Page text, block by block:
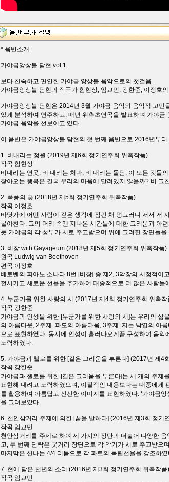
* 음반소개 :
가야금앙상블 담현 vol.1
보다 친숙하고 편안한 가야금 앙상블 음악으로의 첫걸음...
가야금앙상블 담현과 작곡가 함현상, 임교민, 강한준, 이정호의
가야금앙상블 담현은 2014년 3월 가야금 음악의 음악적 고민
있게 분석하여 연주하고, 매년 위촉초연곡을 발표하며 가야
가야금 음악을 선보이고 있다.
이 음반은 가야금앙상블 담현의 첫 번째 음반으로 2016년부
1. 비내리는 정원 (2019년 제6회 정기연주회 위촉작품)
작곡 함현상
비내리는 연못, 비 내리는 처마, 비 내리는 돌담, 이 모든 것들
찾아오는 행복은 결국 우리의 마음에 달려있지 않을까? 비 그
2. 폭풍의 곶 (2018년 제5회 정기연주회 위촉작품)
작곡 이정호
바닷가에 어떤 사람이 깊은 생각에 잠긴 채 덩그러니 서서 저
몰아친다. 그의 머리 속엔 지나온 시간들에 대한 그리움과 아
듯 가야금의 각 성부가 서로 주고받으며 위에 그려진 장면들
3. 비창 with Gayageum (2018년 제5회 정기연주회 위촉작품)
원곡 Ludwig van Beethoven
편곡 이정호
베토벤의 피아노 소나타 8번 [비창] 중 제2, 3악장의 서정적이
전시키고 새로운 선율을 추가하여 대중적으로 더 많은 사람들
4. 누군가를 위한 사랑의 시 (2017년 제4회 정기연주회 위촉작
작곡 강한준
가야금과 인성을 위한 [누군가를 위한 사랑의 시]는 우리의
의 아름다운, 2주제: 파도의 아름다움, 3주제: 지는 낙엽의 아
으로 표현하였다. 동시에 인성이 흘러나오게끔 구성하여 음
노력하였다.
5. 가야금과 첼로를 위한 [길은 그리움을 부른다] (2017년 제4
작곡 강한준
가야금과 첼로를 위한 [길은 그리움을 부른다]는 세 개의 주
표현해 내려고 노력하였으며, 이질적인 내용보다는 대중에게
를 활용하여 아름답고 신선한 이미지를 표현하였다. ‘가야금
을 그려보았다.
6. 천안삼거리 주제에 의한 [꿈을 발하다] (2016년 제3회 정기
작곡 임교민
천안삼거리를 주제로 하여 세 가지의 장단과 더불어 다양한
고, 두 번째 단락은 굿거리 장단으로 각 악기가 서로 주고받
마지막은 신나는 4/4 리듬으로 각 파트의 독립선율을 강조하였
7. 현에 담은 천년의 소리 (2016년 제3회 정기연주회 위촉작품)
작곡 임교민